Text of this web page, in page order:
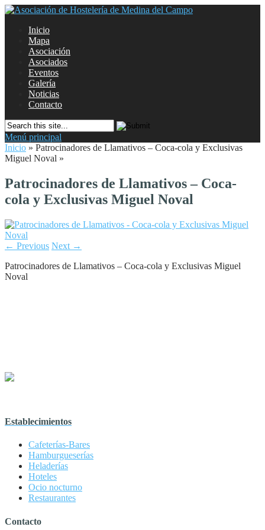
Inicio
Mapa
Asociación
Asociados
Eventos
Galería
Noticias
Contacto
Menú principal
Inicio » Patrocinadores de Llamativos – Coca-cola y Exclusivas
Miguel Noval »
Patrocinadores de Llamativos – Coca-
cola y Exclusivas Miguel Noval
← Previous Next →
Patrocinadores de Llamativos – Coca-cola y Exclusivas Miguel
Noval
Establecimientos
Cafeterías-Bares
Hamburgueserías
Heladerías
Hoteles
Ocio nocturno
Restaurantes
Contacto